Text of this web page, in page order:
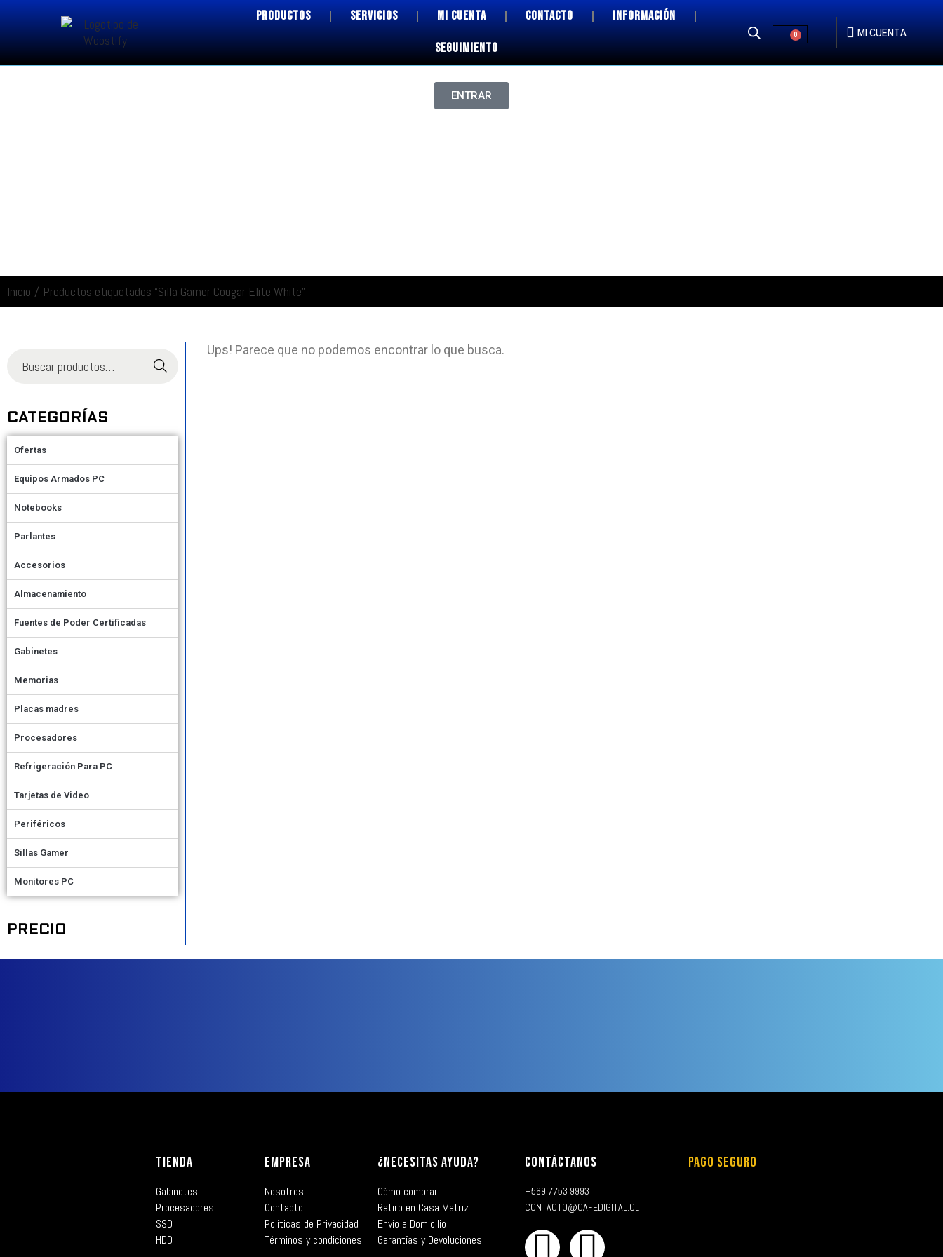
PRODUCTOS SERVICIOS MI CUENTA CONTACTO INFORMACIÓN
SEGUIMIENTO
0 MI CUENTA
ENTRAR
Inicio / Productos etiquetados “Silla Gamer Cougar Elite White”
Buscar
CATEGORÍAS
Ofertas
Equipos Armados PC
Notebooks
Parlantes
Accesorios
Almacenamiento
Fuentes de Poder Certificadas
Gabinetes
Memorias
Placas madres
Procesadores
Refrigeración Para PC
Tarjetas de Video
Periféricos
Sillas Gamer
Monitores PC
PRECIO
Ups! Parece que no podemos encontrar lo que busca.
TIENDA
Gabinetes
Procesadores
SSD
HDD
EMPRESA
Nosotros
Contacto
Políticas de Privacidad
Términos y condiciones
¿NECESITAS AYUDA?
Cómo comprar
Retiro en Casa Matriz
Envío a Domicilio
Garantías y Devoluciones
CONTÁCTANOS
+569 7753 9993
CONTACTO@CAFEDIGITAL.CL
PAGO SEGURO